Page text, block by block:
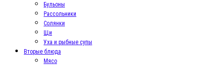
Бульоны
Рассольники
Солянки
Щи
Уха и рыбные супы
Вторые блюда
Мясо